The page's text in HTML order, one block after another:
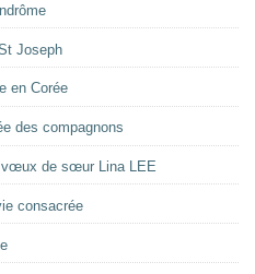
Joseph
en Corée
des compagnons
vœux de sœur Lina LEE
consacrée